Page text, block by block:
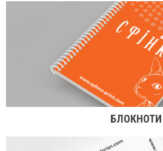
БЛОКНОТИ